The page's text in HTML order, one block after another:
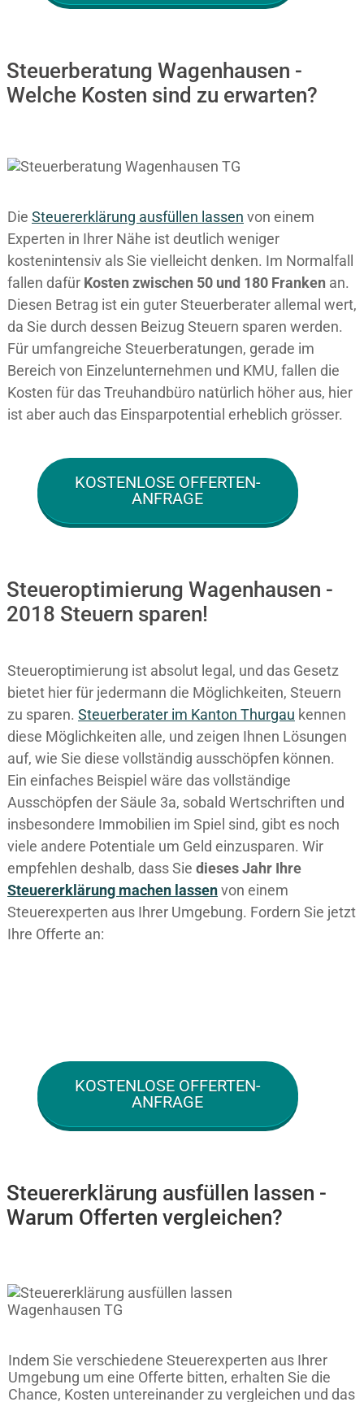
Steuerberatung Wagenhausen -
Welche Kosten sind zu erwarten?
Die Steuererklärung ausfüllen lassen von einem
Experten in Ihrer Nähe ist deutlich weniger
kostenintensiv als Sie vielleicht denken. Im Normalfall
fallen dafür Kosten zwischen 50 und 180 Franken an.
Diesen Betrag ist ein guter Steuerberater allemal wert,
da Sie durch dessen Beizug Steuern sparen werden.
Für umfangreiche Steuerberatungen, gerade im
Bereich von Einzelunternehmen und KMU, fallen die
Kosten für das Treuhandbüro natürlich höher aus, hier
ist aber auch das Einsparpotential erheblich grösser.
KOSTENLOSE OFFERTEN-
ANFRAGE
Steueroptimierung Wagenhausen -
2018 Steuern sparen!
Steueroptimierung ist absolut legal, und das Gesetz
bietet hier für jedermann die Möglichkeiten, Steuern
zu sparen. Steuerberater im K anton Thurgau kennen
diese Möglichkeiten alle, und zeigen Ihnen Lösungen
auf, wie Sie diese vollständig ausschöpfen können.
Ein einfaches Beispiel wäre das vollständige
Ausschöpfen der Säule 3a, sobald Wertschriften und
insbesondere Immobilien im Spiel sind, gibt es noch
viele andere Potentiale um Geld einzusparen. Wir
empfehlen deshalb, dass Sie diesesJahr Ihre
Steuererklärung machen lassenvon einem
Steuerexperten aus Ihrer Umgebung. Fordern Sie jetzt
Ihre Offerte an:
KOSTENLOSE OFFERTEN-
ANFRAGE
Steuererklärung ausfüllen lassen -
Warum Offerten vergleichen?
Indem Sie verschiedene Steuerexperten aus Ihrer
Umgebung um eine Offerte bitten, erhalten Sie die
Chance, Kosten untereinander zu vergleichen und das